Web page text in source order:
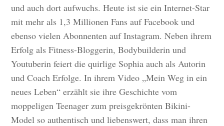
und auch dort aufwuchs. Heute ist sie ein Internet-Star
mit mehr als 1,3 Millionen Fans auf Facebook und
ebenso vielen Abonnenten auf Instagram. Neben ihrem
Erfolg als Fitness-Bloggerin, Bodybuilderin und
Youtuberin feiert die quirlige Sophia auch als Autorin
und Coach Erfolge. In ihrem Video „Mein Weg in ein
neues Leben“ erzählt sie ihre Geschichte vom
moppeligen Teenager zum preisgekrönten Bikini-
Model so authentisch und liebenswert, dass man ihren